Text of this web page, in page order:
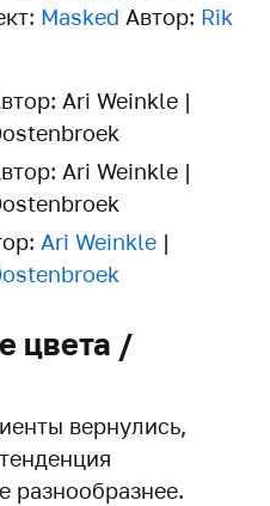
Masked Автор: Rik
Ari Weinkle |
цвета /
вернулись,
разнообразнее.